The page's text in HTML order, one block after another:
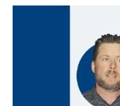
besucht und aus